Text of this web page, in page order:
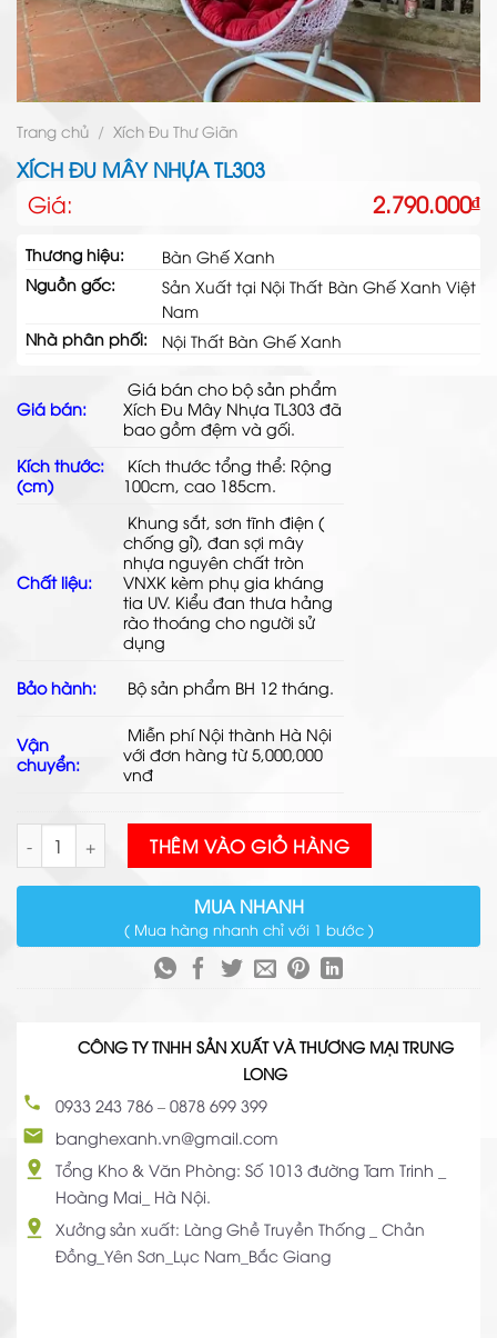
Trang chủ / Xích Đu Thư Giãn
XÍCH ĐU MÂY NHỰA TL303
Giá: 2.790.000₫
Thương hiệu:
Bàn Ghế Xanh
Nguồn gốc:
Sản Xuất tại Nội Thất Bàn Ghế Xanh Việt
Nam
Nhà phân phối:
Nội Thất Bàn Ghế Xanh
Giá bán:
Giá bán cho bộ sản phẩm
Xích Đu Mây Nhựa TL303 đã
bao gồm đệm và gối.
Kích thước:
(cm)
Kích thước tổng thể: Rộng
100cm, cao 185cm.
Chất liệu:
Khung sắt, sơn tĩnh điện (
chống gỉ), đansợi mây
nhựa nguyên chất tròn
VNXK kèm phụ gia kháng
tia UV. Kiểu đan thưa hảng
rào thoáng cho người sử
dụng
Bảo hành: Bộ sản phẩm BH 12 tháng.
Vận
chuyển:
Miễn phí Nội thành Hà Nội
với đơn hàng từ 5,000,000
vnđ
Xích Đu Mây Nhựa TL303 số lượng
THÊM VÀO GIỎ HÀNG
MUA NHANH
( Mua hàng nhanh chỉ với 1 bước )
CÔNG TY TNHH SẢN XUẤT VÀ THƯƠNG MẠI TRUNG
LONG
0933 243 786 – 0878 699 399
banghexanh.vn@gmail.com
Tổng Kho & Văn Phòng: Số 1013 đường Tam Trinh _
Hoàng Mai_ Hà Nội.
Xưởng sản xuất: Làng Ghề Truyền Thống _ Chản
Đồng_Yên Sơn_Lục Nam_Bắc Giang